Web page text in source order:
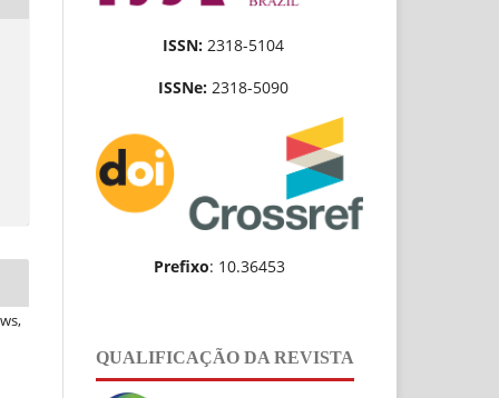
ISSN: 2318-5104
ISSNe: 2318-5090
Prefixo: 10.36453
QUALIFICAÇÃO DA REVISTA